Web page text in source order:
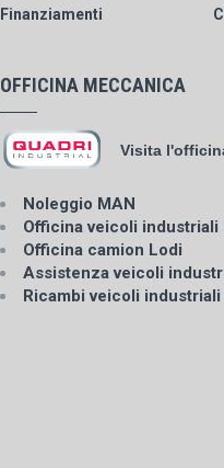
Finanziamenti
OFFICINA MECCANICA
Visita
Noleggio MAN
Officina veicoli industriali
Officina camion Lodi
Assistenza veicoli
Ricambi veicoli industriali